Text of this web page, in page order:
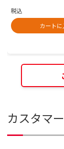
税込
カートに
カスタマ